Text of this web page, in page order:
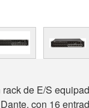
de E/S
con 16